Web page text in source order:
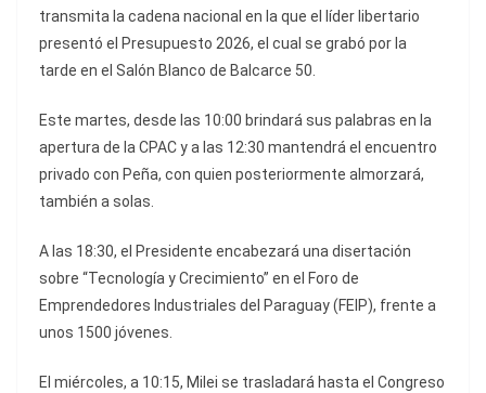
transmita la cadena nacional en la que el líder libertario
presentó el Presupuesto 2026, el cual se grabó por la
tarde en el Salón Blanco de Balcarce 50.
Este martes, desde las 10:00 brindará sus palabras en la
apertura de la CPAC y a las 12:30 mantendrá el encuentro
privado con Peña, con quien posteriormente almorzará,
también a solas.
A las 18:30, el Presidente encabezará una disertación
sobre “Tecnología y Crecimiento” en el Foro de
Emprendedores Industriales del Paraguay (FEIP), frente a
unos 1500 jóvenes.
El miércoles, a 10:15, Milei se trasladará hasta el Congreso